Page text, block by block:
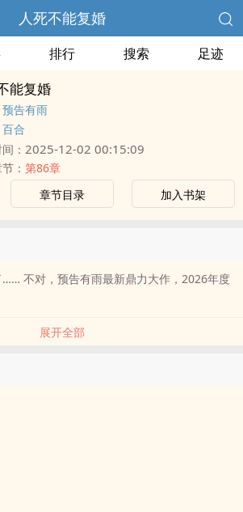
人死不能复婚
排行 搜索 足迹
能复婚
预告有雨
百合
： 2025-12-02 00:15:09
： 第86章
章节目录 加入书架
不对，预告有雨最新鼎力大作，2026年度
展开全部